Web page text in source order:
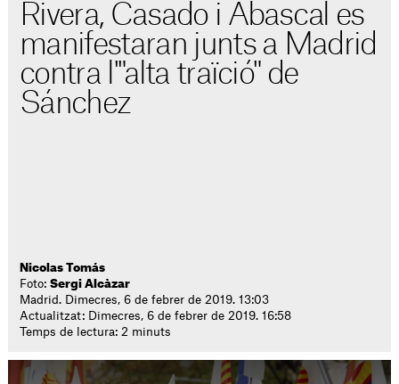
Rivera, Casado i Abascal es
manifestaran junts a Madrid
contra l'"alta traïció" de
Sánchez
Nicolas Tomás
Foto:Sergi Alcàzar
Madrid. Dimecres, 6 de febrer de 2019. 13:03
Actualitzat: Dimecres, 6 de febrer de 2019. 16:58
Temps de lectura: 2 minuts